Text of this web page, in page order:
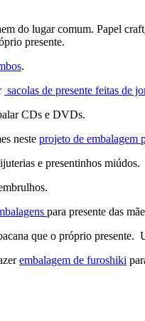
do lugar comum. Papel
presente.
.
sacolas de presente feitas de
CDs e DVDs.
neste projeto de embalagem
e presentinhos miúdos.
para presente das
que o próprio presente.
embalagem de furoshiki